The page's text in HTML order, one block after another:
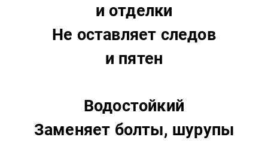
и отделки
Не оставляет следов
и пятен
Водостойкий
Заменяет болты, шурупы